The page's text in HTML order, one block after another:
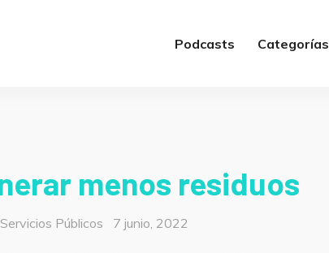
Podcasts Categorías
menos residuos
Servicios Públicos
Posted
7 junio, 2022